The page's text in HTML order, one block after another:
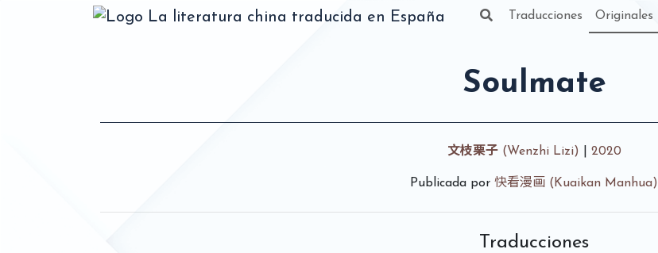
La literatura china traducida en España Traducciones Originales
Soulmate
文枝栗子 (Wenzhi Lizi) 2020
Publicada por 快看漫画 (Kuaikan Manhua)
Traducciones